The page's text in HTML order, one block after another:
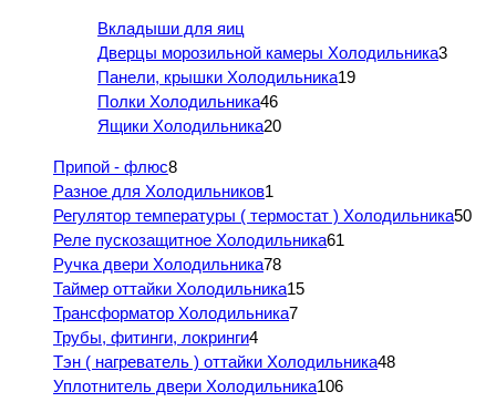
Вкладыши для яиц
Дверцы морозильной камеры Холодильника3
Панели, крышки Холодильника19
Полки Холодильника46
Ящики Холодильника20
Припой - флюс8
Разное для Холодильников1
Регулятор температуры ( термостат ) Холодильника50
Реле пускозащитное Холодильника61
Ручка двери Холодильника78
Таймер оттайки Холодильника15
Трансформатор Холодильника7
Трубы, фитинги, локринги4
Тэн ( нагреватель ) оттайки Холодильника48
Уплотнитель двери Холодильника106